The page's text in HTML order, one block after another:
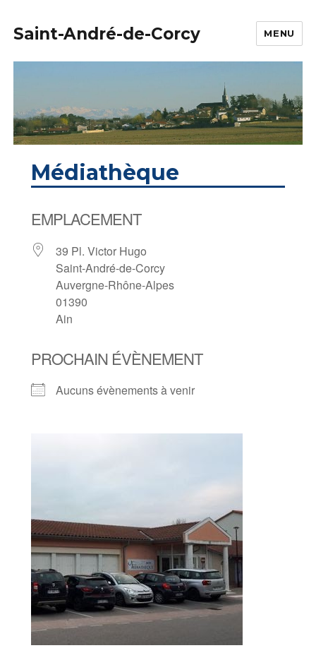
Saint-André-de-Corcy MENU
Médiathèque
EMPLACEMENT
39 Pl. Victor Hugo
Saint-André-de-Corcy
Auvergne-Rhône-Alpes
01390
Ain
PROCHAIN ÉVÈNEMENT
Aucuns évènements à venir